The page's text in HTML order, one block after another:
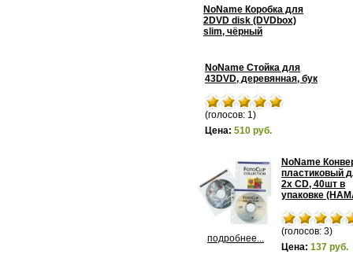
NoName Коробка для
2DVD disk (DVDbox)
slim, чёрный
NoName Стойка для
43DVD, деревянная, бук
(голосов: 1)
Цена: 510 руб.
подробнее...
NoName
пластиковый
2х CD, 40шт в
упаковке
(голосов: 3)
Цена: 137 руб.